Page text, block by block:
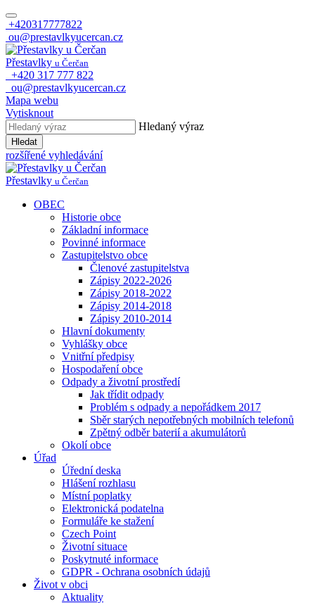
+420317777822
ou@prestavlkyucercan.cz
Přestavlky u Čerčan
+420 317 777 822
ou@prestavlkyucercan.cz
Mapa webu
Vytisknout
Hledaný výraz
Hledat
rozšířené vyhledávání
Přestavlky u Čerčan
OBEC
Historie obce
Základní informace
Povinné informace
Zastupitelstvo obce
Členové zastupitelstva
Zápisy 2022-2026
Zápisy 2018-2022
Zápisy 2014-2018
Zápisy 2010-2014
Hlavní dokumenty
Vyhlášky obce
Vnitřní předpisy
Hospodaření obce
Odpady a životní prostředí
Jak třídit odpady
Problém s odpady a nepořádkem 2017
Sběr starých nepotřebných mobilních telefonů
Zpětný odběr baterií a akumulátorů
Okolí obce
Úřad
Úřední deska
Hlášení rozhlasu
Místní poplatky
Elektronická podatelna
Formuláře ke stažení
Czech Point
Životní situace
Poskytnuté informace
GDPR - Ochrana osobních údajů
Život v obci
Aktuality